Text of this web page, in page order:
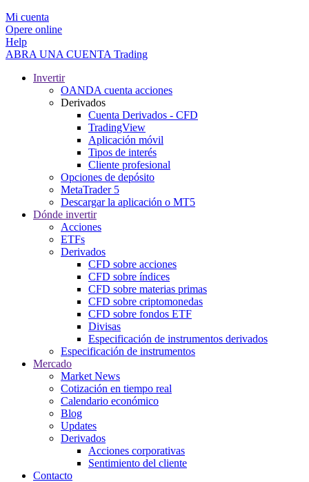
Mi cuenta
Opere online
Help
ABRA UNA CUENTA Trading
Invertir
OANDA cuenta acciones
Derivados
Cuenta Derivados - CFD
TradingView
Aplicación móvil
Tipos de interés
Cliente profesional
Opciones de depósito
MetaTrader 5
Descargar la aplicación o MT5
Dónde invertir
Acciones
ETFs
Derivados
CFD sobre acciones
CFD sobre índices
CFD sobre materias primas
CFD sobre criptomonedas
CFD sobre fondos ETF
Divisas
Especificación de instrumentos derivados
Especificación de instrumentos
Mercado
Market News
Cotización en tiempo real
Calendario económico
Blog
Updates
Derivados
Acciones corporativas
Sentimiento del cliente
Contacto